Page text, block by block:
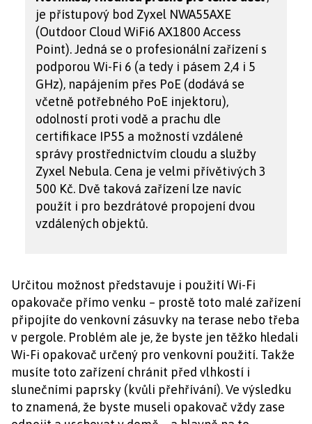
je přístupový bod Zyxel NWA55AXE
(Outdoor Cloud WiFi6 AX1800 Access
Point). Jedná se o profesionální zařízení s
podporou Wi-Fi 6 (a tedy i pásem 2,4 i 5
GHz), napájením přes PoE (dodává se
včetně potřebného PoE injektoru),
odolností proti vodě a prachu dle
certifikace IP55 a možností vzdálené
správy prostřednictvím cloudu a služby
Zyxel Nebula. Cena je velmi přívětivých 3
500 Kč. Dvě taková zařízení lze navíc
použít i pro bezdrátové propojení dvou
vzdálených objektů.
Určitou možnost představuje i použití Wi-Fi
opakovače přímo venku – prostě toto malé zařízení
připojíte do venkovní zásuvky na terase nebo třeba
v pergole. Problém ale je, že byste jen těžko hledali
Wi-Fi opakovač určený pro venkovní použití. Takže
musíte toto zařízení chránit před vlhkostí i
slunečními paprsky (kvůli přehřívání). Ve výsledku
to znamená, že byste museli opakovač vždy zase